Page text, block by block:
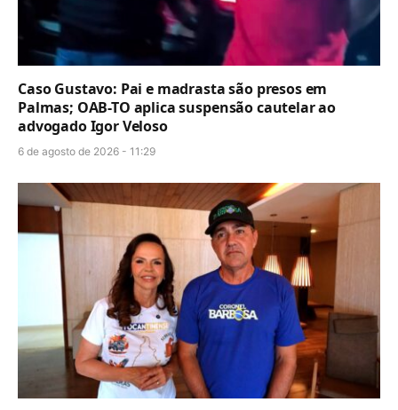
Caso Gustavo: Pai e madrasta são presos em
Palmas; OAB-TO aplica suspensão cautelar ao
advogado Igor Veloso
6 de agosto de 2026 - 11:29